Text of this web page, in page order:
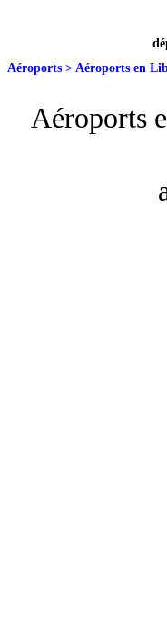
Aéroports > Aéroports en
Aéroports